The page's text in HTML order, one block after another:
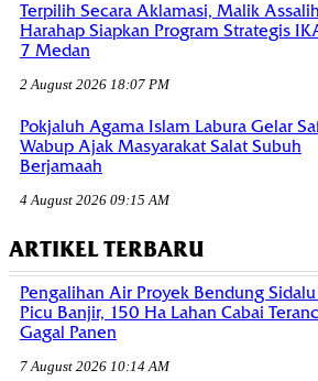
Terpilih Secara Aklamasi, Malik Assalih
Harahap Siapkan Program Strategis
7 Medan
2 August 2026 18:07 PM
Pokjaluh Agama Islam Labura Gelar
Wabup Ajak Masyarakat Salat Subuh
Berjamaah
4 August 2026 09:15 AM
ARTIKEL TERBARU
Pengalihan Air Proyek Bendung
Picu Banjir, 150 Ha Lahan Cabai
Gagal Panen
7 August 2026 10:14 AM